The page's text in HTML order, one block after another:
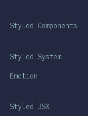
Styled Components
Styled System
Emotion
Styled JSX